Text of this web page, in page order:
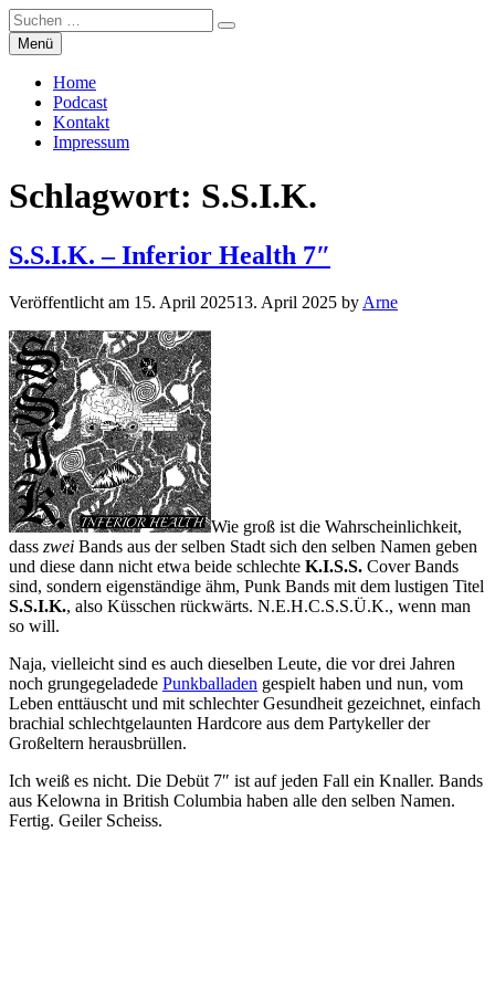
Suchen
nach:
Suchen
Zum
Inhalt
springen
Manierenversagen
Menü
Home
Podcast
Kontakt
Impressum
Schlagwort: S.S.I.K.
S.S.I.K. – Inferior Health 7″
Veröffentlicht am 15. April 202513. April 2025 by Arne
Wie groß ist die Wahrscheinlichkeit,
dass zwei Bands aus der selben Stadt sich den selben Namen geben
und diese dann nicht etwa beide schlechte K.I.S.S. Cover Bands
sind, sondern eigenständige ähm, Punk Bands mit dem lustigen Titel
S.S.I.K., also Küsschen rückwärts. N.E.H.C.S.S.Ü.K., wenn man
so will.
Naja, vielleicht sind es auch dieselben Leute, die vor drei Jahren
noch grungegeladede Punkballaden gespielt haben und nun, vom
Leben enttäuscht und mit schlechter Gesundheit gezeichnet, einfach
brachial schlechtgelaunten Hardcore aus dem Partykeller der
Großeltern herausbrüllen.
Ich weiß es nicht. Die Debüt 7″ ist auf jeden Fall ein Knaller. Bands
aus Kelowna in British Columbia haben alle den selben Namen.
Fertig. Geiler Scheiss.